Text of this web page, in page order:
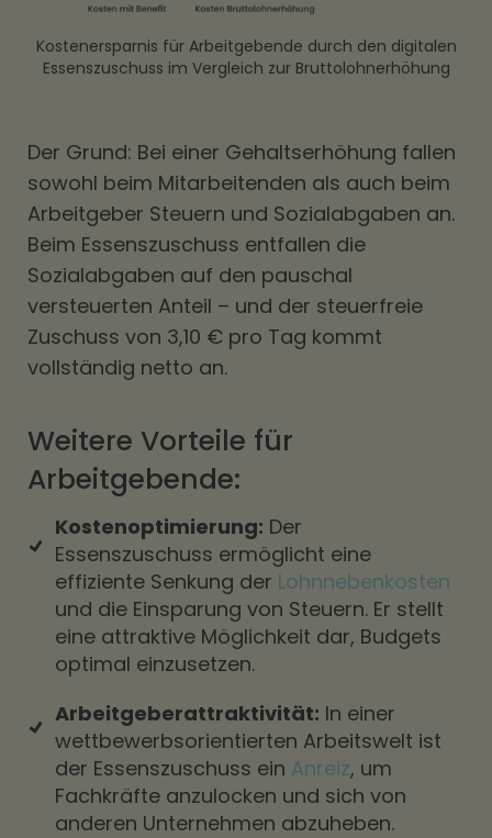
Kostenersparnis für Arbeitgebende durch den digitalen
Essenszuschuss im Vergleich zur Bruttolohnerhöhung
Der Grund: Bei einer Gehaltserhöhung fallen
sowohl beim Mitarbeitenden als auch beim
Arbeitgeber Steuern und Sozialabgaben an.
Beim Essenszuschuss entfallen die
Sozialabgaben auf den pauschal
versteuerten Anteil – und der steuerfreie
Zuschuss von 3,10 € pro Tag kommt
vollständig netto an.
Weitere Vorteile für
Arbeitgebende:
Kostenoptimierung: Der
Essenszuschuss ermöglicht eine
effiziente Senkung der Lohnnebenkosten
und die Einsparung von Steuern. Er stellt
eine attraktive Möglichkeit dar, Budgets
optimal einzusetzen.
Arbeitgeberattraktivität: In einer
wettbewerbsorientierten Arbeitswelt ist
der Essenszuschuss ein Anreiz, um
Fachkräfte anzulocken und sich von
anderen Unternehmen abzuheben.